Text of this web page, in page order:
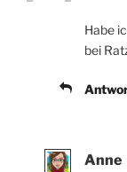
Habe
bei
Anne